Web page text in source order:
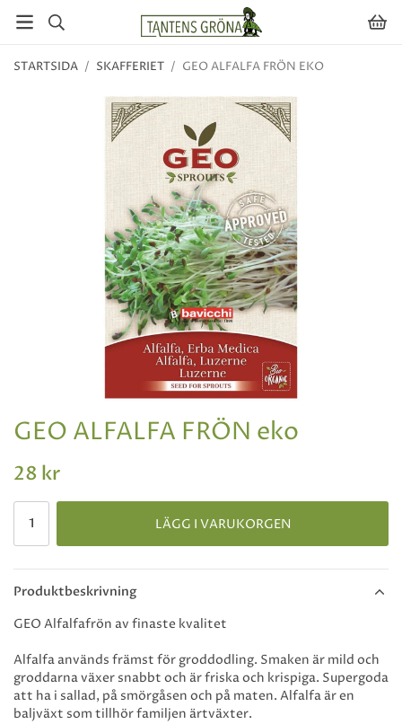
STARTSIDA / SKAFFERIET / GEO ALFALFA FRÖN EKO
GEO ALFALFA FRÖN eko
28 kr
LÄGG I VARUKORGEN
Produktbeskrivning
GEO Alfalfafrön av finaste kvalitet
Alfalfa används främst för groddodling. Smaken är mild och
groddarna växer snabbt och är friska och krispiga. Supergoda
att ha i sallad, på smörgåsen och på maten. Alfalfa är en
baljväxt som tillhör familjen ärtväxter.